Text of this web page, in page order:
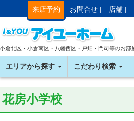
来店予約 お問合せ | 店舗 |
小倉北区・小倉南区・八幡西区・戸畑・門司等のお部
エリアから探す こだわり検索
花房小学校